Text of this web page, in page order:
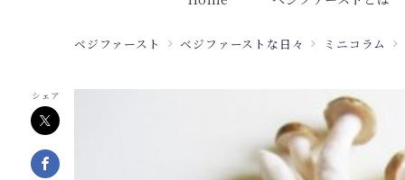
ベジファースト ベジファーストな日々 ミニコラム
シェア